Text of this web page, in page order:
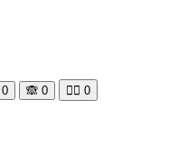
0 🙈 0 🧘‍♀️ 0